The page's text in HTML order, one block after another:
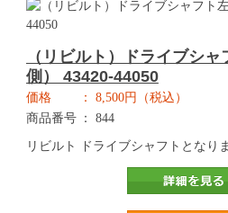
（リビルト）ドライブシ
側） 43420-44050
価格
8,500円（税込）
商品番号
844
リビルト ドライブシャフトとなり